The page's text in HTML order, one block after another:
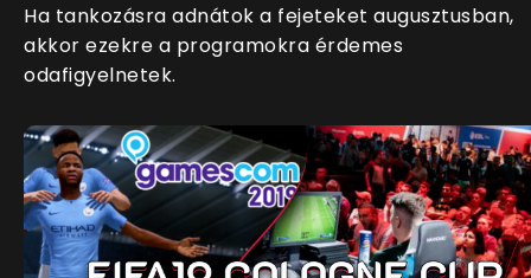
Ha tankozásra adnátok a fejeteket augusztusban,
akkor ezekre a programokra érdemes
odafigyelnetek.